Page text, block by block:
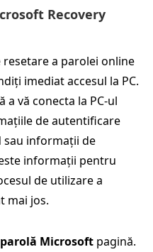
Recovery
a parolei online
imediat accesul la PC.
vă conecta la PC-ul
de autentificare
sau informații de
informații pentru
de utilizare a
mai jos.
Microsoft pagină.